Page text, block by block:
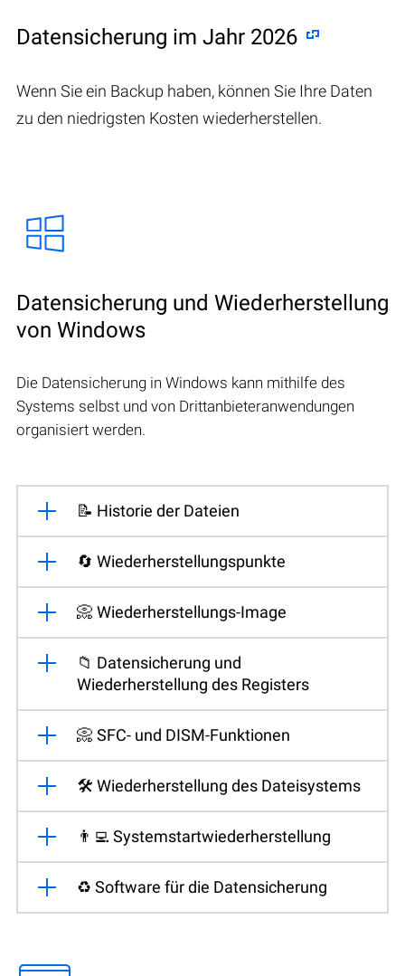
Datensicherung im Jahr 2026
Wenn Sie ein Backup haben, können Sie Ihre Daten
zu den niedrigsten Kosten wiederherstellen.
Datensicherung und Wiederherstellung
von Windows
Die Datensicherung in Windows kann mithilfe des
Systems selbst und von Drittanbieteranwendungen
organisiert werden.
📝 Historie der Dateien
🔄 Wiederherstellungspunkte
📀 Wiederherstellungs-Image
📁 Datensicherung und
Wiederherstellung des Registers
📀 SFC- und DISM-Funktionen
🛠️ Wiederherstellung des Dateisystems
👨‍💻 Systemstartwiederherstellung
♻️ Software für die Datensicherung